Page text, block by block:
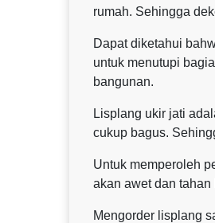
rumah. Sehingga
Dapat diketahui
untuk menutupi
bangunan.
Lisplang ukir jati
cukup bagus.
Untuk memperoleh
akan awet dan
Mengorder lisplang